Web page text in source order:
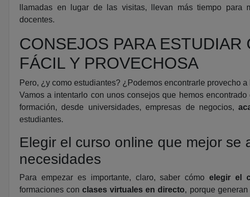
llamadas en lugar de las visitas, llevan más tiempo para
docentes.
CONSEJOS PARA ESTUDIAR
FÁCIL Y PROVECHOSA
Pero, ¿y como estudiantes? ¿Podemos encontrarle provecho
Vamos a intentarlo con unos consejos que hemos
formación, desde universidades, empresas de negocios,
estudiantes.
Elegir el curso online que mejor se
necesidades
Para empezar es importante, claro, saber cómoelegir el
formaciones conclases virtuales en directo, porque